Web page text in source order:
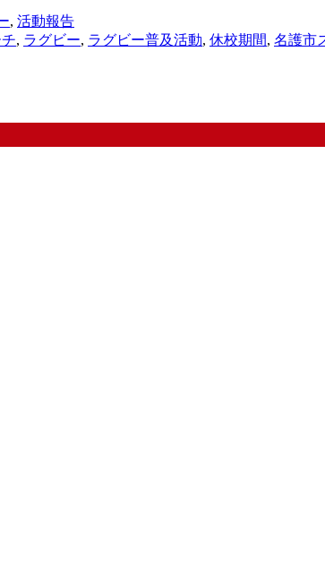
, 活動報告
, ラグビー, ラグビー普及活動, 休校期間, 名護市